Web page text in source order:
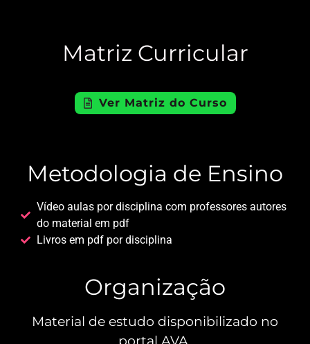
Matriz Curricular
Ver Matriz do Curso
Metodologia de Ensino
Vídeo aulas por disciplina com professores autores
do material em pdf
Livros em pdf por disciplina
Organização
Material de estudo disponibilizado no